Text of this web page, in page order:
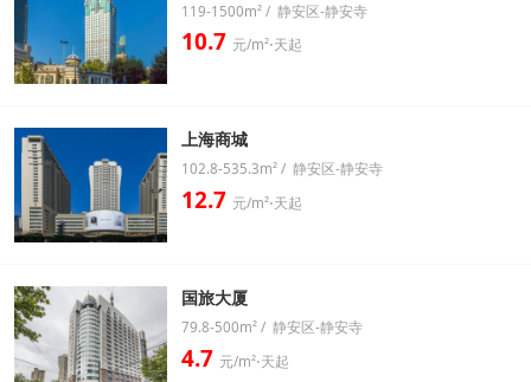
119-1500m² / 静安区-静安寺
10.7 元/m²⋅天起
上海商城
102.8-535.3m² / 静安区-静安寺
12.7 元/m²⋅天起
国旅大厦
79.8-500m² / 静安区-静安寺
4.7 元/m²⋅天起